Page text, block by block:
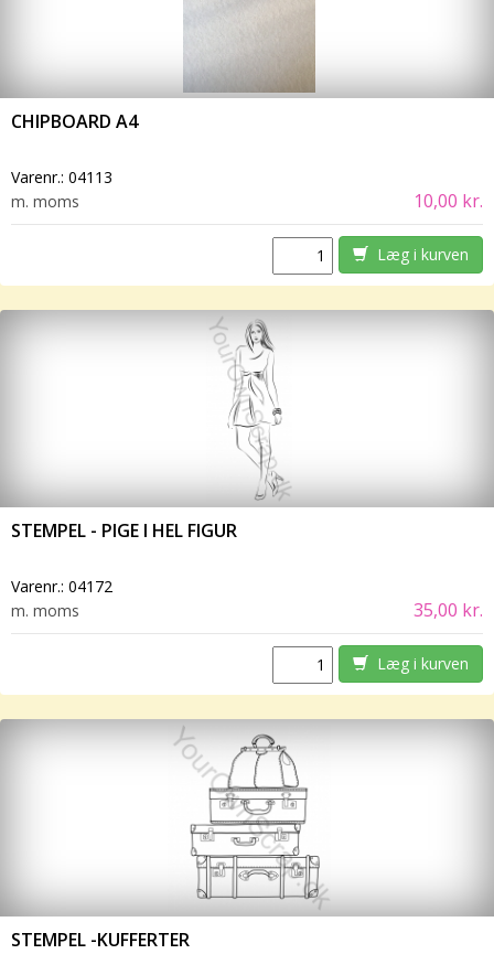
CHIPBOARD A4
Varenr.: 04113
m. moms
10,00 kr.
Læg i kurven
STEMPEL - PIGE I HEL FIGUR
Varenr.: 04172
m. moms
35,00 kr.
Læg i kurven
STEMPEL -KUFFERTER